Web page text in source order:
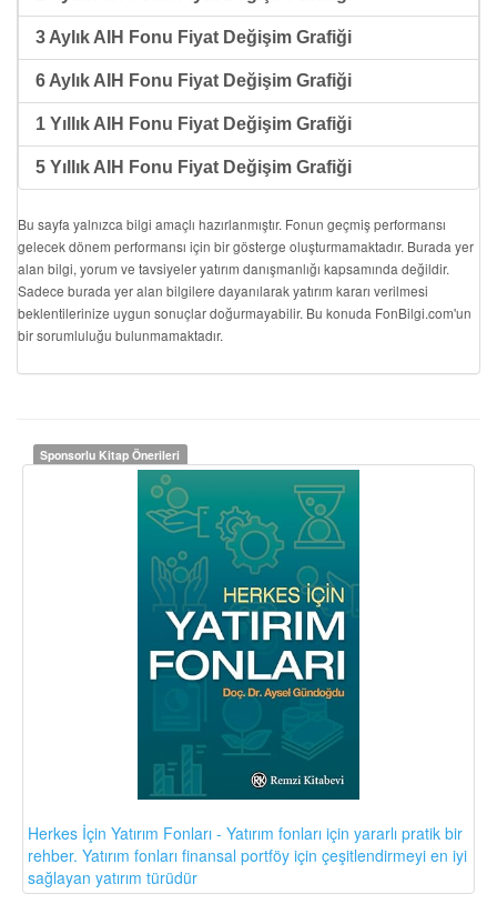
3 Aylık AIH Fonu Fiyat Değişim Grafiği
6 Aylık AIH Fonu Fiyat Değişim Grafiği
1 Yıllık AIH Fonu Fiyat Değişim Grafiği
5 Yıllık AIH Fonu Fiyat Değişim Grafiği
Bu sayfa yalnızca bilgi amaçlı hazırlanmıştır. Fonun geçmiş performansı
gelecek dönem performansı için bir gösterge oluşturmamaktadır. Burada yer
alan bilgi, yorum ve tavsiyeler yatırım danışmanlığı kapsamında değildir.
Sadece burada yer alan bilgilere dayanılarak yatırım kararı verilmesi
beklentilerinize uygun sonuçlar doğurmayabilir. Bu konuda FonBilgi.com'un
bir sorumluluğu bulunmamaktadır.
Sponsorlu Kitap Önerileri
Herkes İçin Yatırım Fonları - Yatırım fonları için yararlı pratik bir
rehber. Yatırım fonları finansal portföy için çeşitlendirmeyi en iyi
sağlayan yatırım türüdür